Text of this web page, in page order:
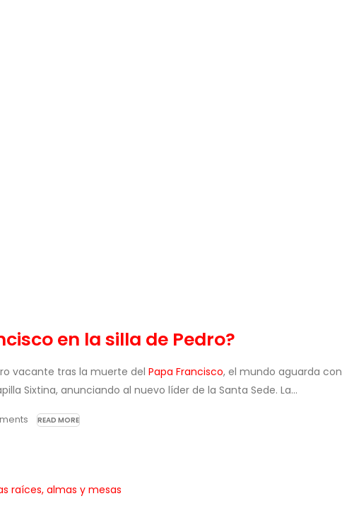
en la silla de Pedro?
vacante tras la muerte del Papa Francisco, el mundo aguarda con
Sixtina, anunciando al nuevo líder de la Santa Sede. La...
READ MORE